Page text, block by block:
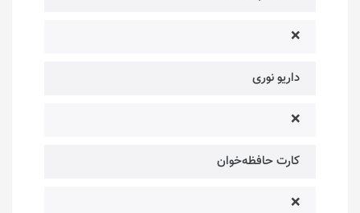
❌
داریو نوری
❌
کارت حافظه‌خوان
❌